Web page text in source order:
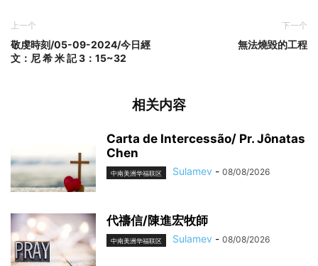
上一个
敬虔時刻/05-09-2024/今日經
文：尼 希 米 記 3：15~32
下一个
無法燒毀的工程
相关内容
Carta de Intercessão/ Pr. Jônatas
Chen
中南美洲华福联区 Sulamev - 08/08/2026
代禱信/陳進宏牧師
中南美洲华福联区 Sulamev - 08/08/2026